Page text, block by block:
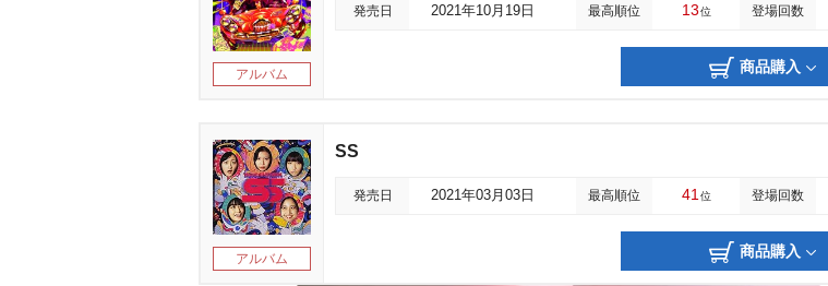
アルバム
発売日 2021年10月19日 最高順位 13位 登場回数
商品購入
アルバム
SS
発売日 2021年03月03日 最高順位 41 位 登場回数
商品購入